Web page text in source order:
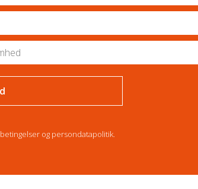
betingelser og persondatapolitik.